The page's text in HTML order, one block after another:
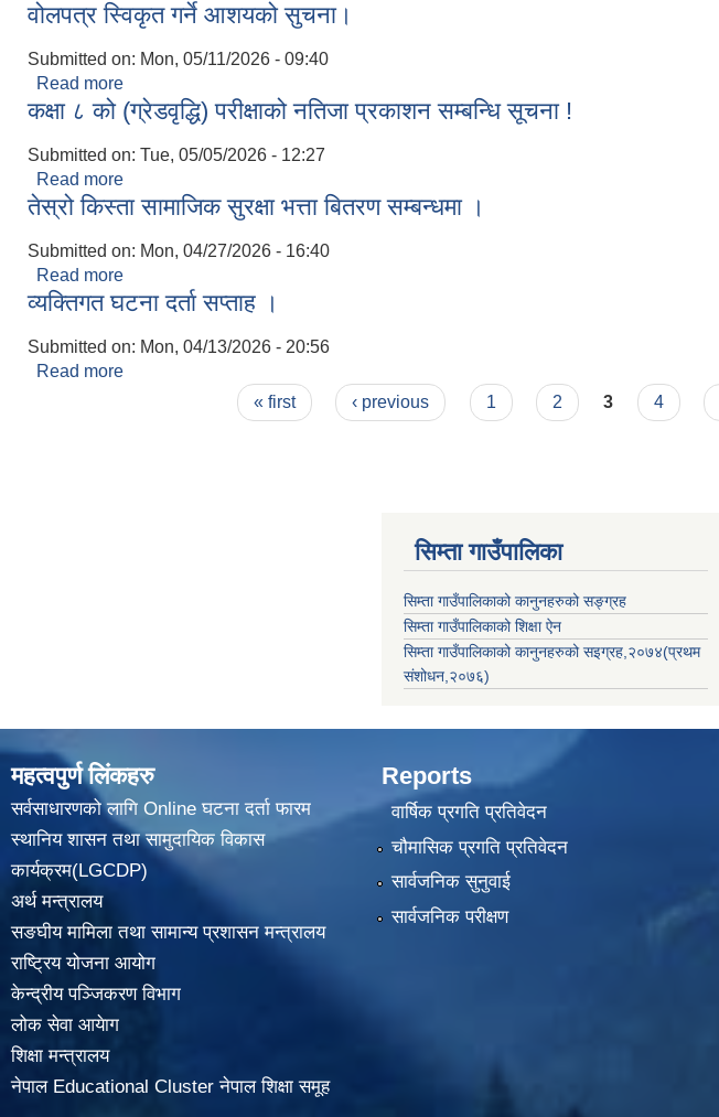
वोलपत्र स्विकृत गर्ने आशयको सुचना।
Submitted on: Mon, 05/11/2026 - 09:40
Read more
कक्षा ८ को (ग्रेडवृद्धि) परीक्षाको नतिजा प्रकाशन सम्बन्धि सूचना !
Submitted on: Tue, 05/05/2026 - 12:27
Read more
तेस्रो किस्ता सामाजिक सुरक्षा भत्ता बितरण सम्बन्धमा ।
Submitted on: Mon, 04/27/2026 - 16:40
Read more
व्यक्तिगत घटना दर्ता सप्ताह ।
Submitted on: Mon, 04/13/2026 - 20:56
Read more
« first ‹ previous 1 2 3 4
सिम्ता गाउँपालिका
सिम्ता गाउँपालिकाको कानुनहरुको सङ्ग्रह
सिम्ता गाउँपालिकाको शिक्षा ऐन
सिम्ता गाउँपालिकाको कानुनहरुको सइग्रह,२०७४(प्रथम
संशोधन,२०७६)
महत्वपुर्ण लिंकहरु
सर्वसाधारणको लागि Online घटना दर्ता फारम
स्थानिय शासन तथा सामुदायिक विकास
कार्यक्रम(LGCDP)
अर्थ मन्त्रालय
सङघीय मामिला तथा सामान्य प्रशासन मन्त्रालय
राष्ट्रिय योजना आयोग
केन्द्रीय पञ्जिकरण विभाग
लोक सेवा आयेाग
शिक्षा मन्त्रालय
नेपाल Educational Cluster नेपाल शिक्षा समूह
Reports
वार्षिक प्रगति प्रतिवेदन
चौमासिक प्रगति प्रतिवेदन
सार्वजनिक सुनुवाई
सार्वजनिक परीक्षण